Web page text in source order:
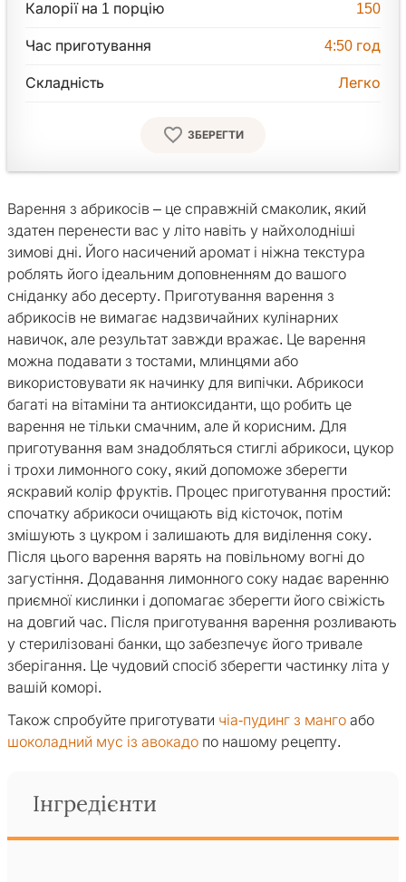
Калорії на 1 порцію 150
Час приготування 4:50 год
Складність Легко
ЗБЕРЕГТИ
Варення з абрикосів – це справжній смаколик, який
здатен перенести вас у літо навіть у найхолодніші
зимові дні. Його насичений аромат і ніжна текстура
роблять його ідеальним доповненням до вашого
сніданку або десерту. Приготування варення з
абрикосів не вимагає надзвичайних кулінарних
навичок, але результат завжди вражає. Це варення
можна подавати з тостами, млинцями або
використовувати як начинку для випічки. Абрикоси
багаті на вітаміни та антиоксиданти, що робить це
варення не тільки смачним, але й корисним. Для
приготування вам знадобляться стиглі абрикоси, цукор
і трохи лимонного соку, який допоможе зберегти
яскравий колір фруктів. Процес приготування простий:
спочатку абрикоси очищають від кісточок, потім
змішують з цукром і залишають для виділення соку.
Після цього варення варять на повільному вогні до
загустіння. Додавання лимонного соку надає варенню
приємної кислинки і допомагає зберегти його свіжість
на довгий час. Після приготування варення розливають
у стерилізовані банки, що забезпечує його тривале
зберігання. Це чудовий спосіб зберегти частинку літа у
вашій коморі.
Також спробуйте приготувати чіа-пудинг з манго або
шоколадний мус із авокадо по нашому рецепту.
Інгредієнти